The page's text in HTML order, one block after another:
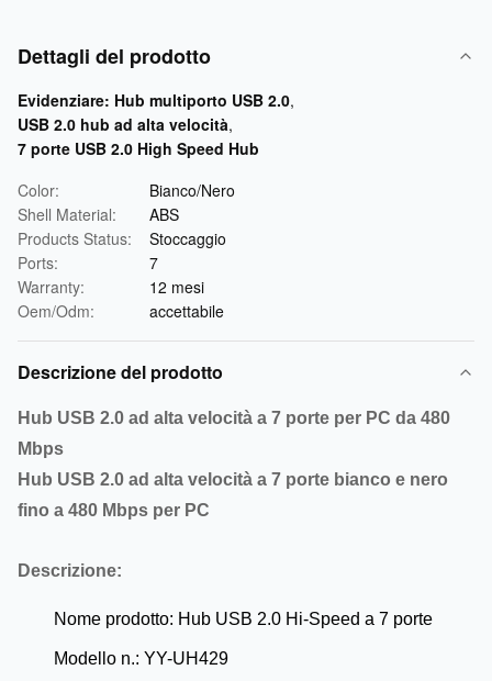
Dettagli del prodotto
Evidenziare: Hub multiporto USB 2.0,
USB 2.0 hub ad alta velocità,
7 porte USB 2.0 High Speed Hub
Color:
Bianco/Nero
Shell Material:
ABS
Products Status:
Stoccaggio
Ports:
7
Warranty:
12 mesi
Oem/Odm:
accettabile
Descrizione del prodotto
Hub USB 2.0 ad alta velocità a 7 porte per PC da 480
Mbps
Hub USB 2.0 ad alta velocità a 7 porte bianco e nero
fino a 480 Mbps per PC
Descrizione:
Nome prodotto: Hub USB 2.0 Hi-Speed a 7 porte
Modello n.: YY-UH429